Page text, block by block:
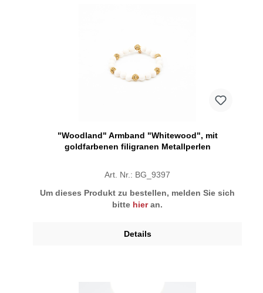
"Woodland" Armband "Whitewood", mit
goldfarbenen filigranen Metallperlen
Art. Nr.: BG_9397
Um dieses Produkt zu bestellen, melden Sie sich
bitte hieran.
Details